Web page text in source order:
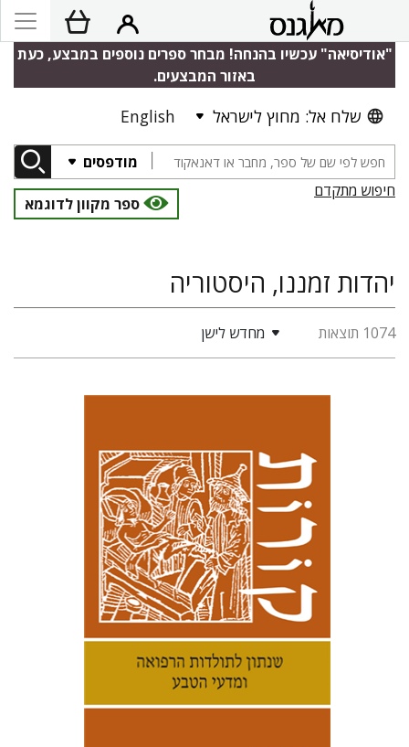
"אודיסיאה" עכשיו בהנחה! מבחר ספרים נוספים במבצע, כעת
באזור המבצעים.
שלח אל: מחוץ לישראל English
מודפסים
חיפוש מתקדם
ספר מקוון לדוגמא
יהדות זמננו, היסטוריה
1074 תוצאות מחדש לישן
קנת קולינס
הנחת אתר ספר מודפס
$42
$38